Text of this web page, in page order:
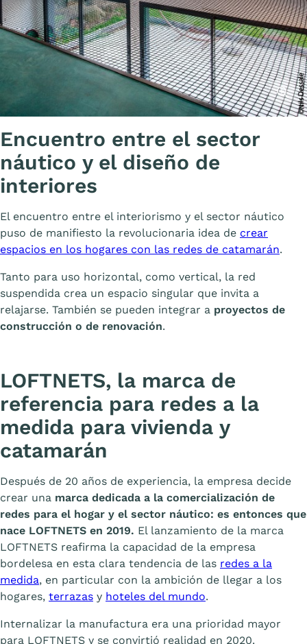
Encuentro entre el sector
náutico y el diseño de
interiores
El encuentro entre el interiorismo y el sector náutico
puso de manifiesto la revolucionaria idea de crear
espacios en los hogares con las redes de catamarán.
Tanto para uso horizontal, como vertical, la red
suspendida crea un espacio singular que invita a
relajarse. También se pueden integrar a proyectos de
construcción o de renovación.
LOFTNETS, la marca de
referencia para redes a la
medida para vivienda y
catamarán
Después de 20 años de experiencia, la empresa decide
crear una marca dedicada a la comercialización de
redes para el hogar y el sector náutico: es entonces que
nace LOFTNETS en 2019. El lanzamiento de la marca
LOFTNETS reafirma la capacidad de la empresa
bordelesa en esta clara tendencia de las redes a la
medida, en particular con la ambición de llegar a los
hogares, terrazas y hoteles del mundo.
Internalizar la manufactura era una prioridad mayor
para LOFTNETS y se convirtió realidad en 2020.